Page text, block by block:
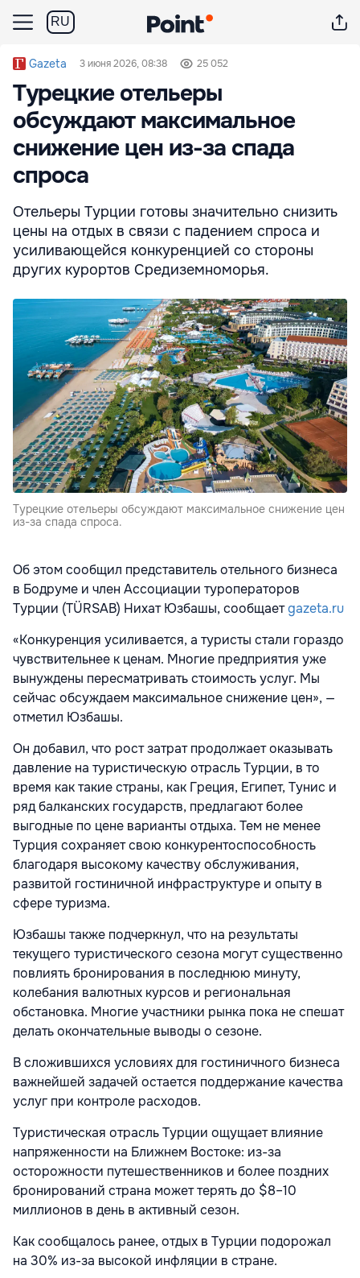
RU
Gazeta 3 июня 2026, 08:38 25 052
Турецкие отельеры
обсуждают максимальное
снижение цен из-за спада
спроса
Отельеры Турции готовы значительно снизить
цены на отдых в связи с падением спроса и
усиливающейся конкуренцией со стороны
других курортов Средиземноморья.
Турецкие отельеры обсуждают максимальное снижение цен
из-за спада спроса.
Об этом сообщил представитель отельного бизнеса
в Бодруме и член Ассоциации туроператоров
Турции (TÜRSAB) Нихат Юзбашы, сообщаетgazeta.ru
«Конкуренция усиливается, а туристы стали гораздо
чувствительнее к ценам. Многие предприятия уже
вынуждены пересматривать стоимость услуг. Мы
сейчас обсуждаем максимальное снижение цен», —
отметил Юзбашы.
Он добавил, что рост затрат продолжает оказывать
давление на туристическую отрасль Турции, в то
время как такие страны, как Греция, Египет, Тунис и
ряд балканских государств, предлагают более
выгодные по цене варианты отдыха. Тем не менее
Турция сохраняет свою конкурентоспособность
благодаря высокому качеству обслуживания,
развитой гостиничной инфраструктуре и опыту в
сфере туризма.
Юзбашы также подчеркнул, что на результаты
текущего туристического сезона могут существенно
повлиять бронирования в последнюю минуту,
колебания валютных курсов и региональная
обстановка. Многие участники рынка пока не спешат
делать окончательные выводы о сезоне.
В сложившихся условиях для гостиничного бизнеса
важнейшей задачей остается поддержание качества
услуг при контроле расходов.
Туристическая отрасль Турции ощущает влияние
напряженности на Ближнем Востоке: из-за
осторожности путешественников и более поздних
бронирований страна может терять до $8–10
миллионов в день в активный сезон.
Как сообщалось ранее, отдых в Турции подорожал
на 30% из-за высокой инфляции в стране.